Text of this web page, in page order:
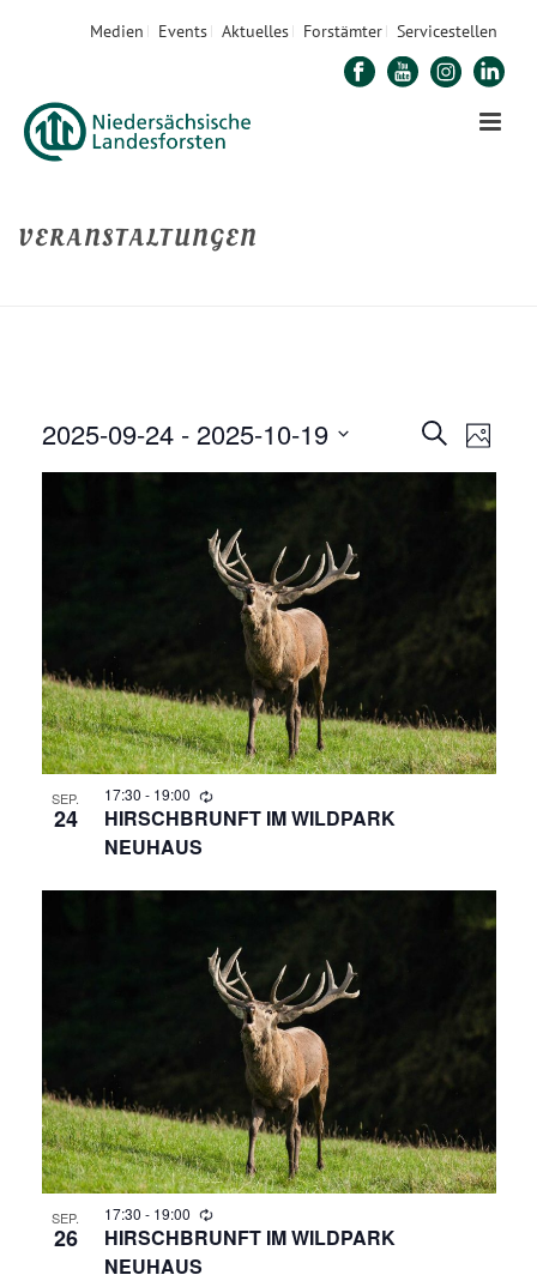
Medien Events Aktuelles Forstämter Servicestellen
VERANSTALTUNGEN
V
N
S
T
G
E
N
Suche V
E
R
S
L
T
A
I
T
E
Foto
2025-09-24 - 2025-10-19
Datum
SEP.
24
17:30 - 19:00
HIRSCHBRUNFT IM WILDPARK
NEUHAUS
SEP.
26
17:30 - 19:00
HIRSCHBRUNFT IM WILDPARK
NEUHAUS